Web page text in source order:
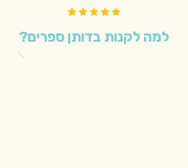
למה לקנות בדותן ספרים?